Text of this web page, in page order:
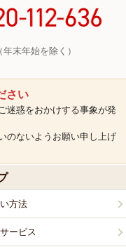
末年始を除く）
さい
迷惑をおかけする事象が発
のないようお願い申し上げ
方法
ービス